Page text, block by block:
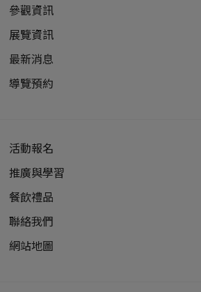
參觀資訊
展覽資訊
最新消息
導覽預約
活動報名
推廣與學習
餐飲禮品
聯絡我們
網站地圖